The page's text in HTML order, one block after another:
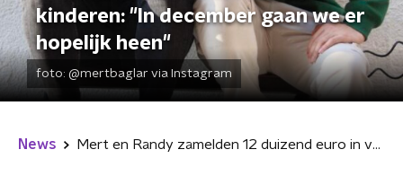
kinderen: "In december gaan we er
hopelijk heen"
foto: @mertbaglar via Instagram
News Mert en Randy zamelden 12 duizend euro in voor Palestijnse kinderen: "In december gaan we er hopelijk heen"